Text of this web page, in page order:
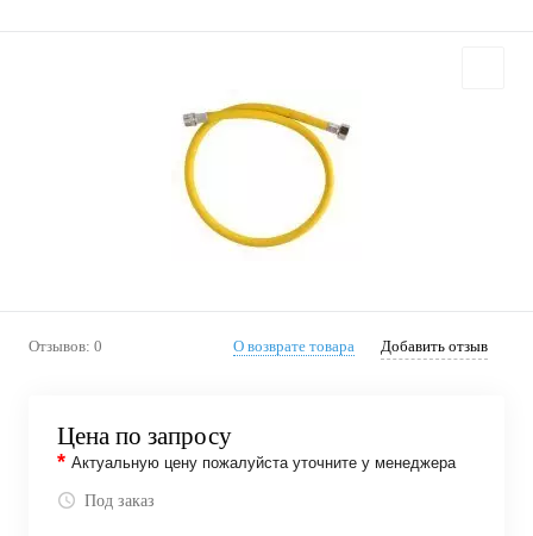
Отзывов: 0 О возврате товара Добавить отзыв
Цена по запросу
* Актуальную цену пожалуйста уточните у менеджера
Под заказ